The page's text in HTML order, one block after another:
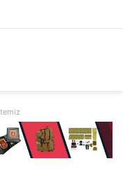
Kılavuzu